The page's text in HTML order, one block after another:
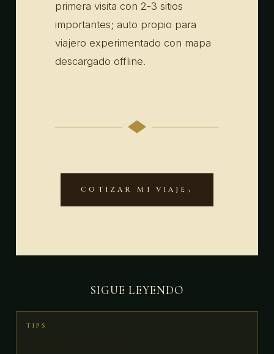
primera visita con 2-3 sitios
importantes; auto propio para
viajero experimentado con mapa
descargado offline.
COTIZAR MI VIAJE
SIGUE LEYENDO
TIPS